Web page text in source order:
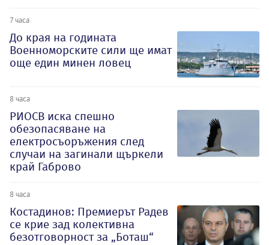
7 часа
До края на годината
Военноморските сили ще имат
още един минен ловец
8 часа
РИОСВ иска спешно
обезопасяване на
електросъоръжения след
случаи на загинали щъркели
край Габрово
8 часа
Костадинов: Премиерът Радев
се крие зад колективна
безотговорност за „Боташ“